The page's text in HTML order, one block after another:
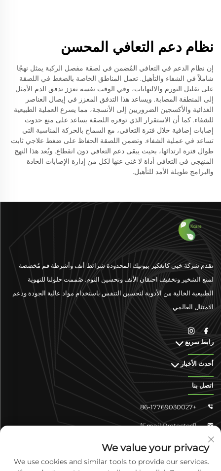
نظام دعم التعافي المحسن
إن نظام الدعم في التعافي المُضمن في لصقة مفصل الركبة يمثل نهجًا
شاملاً في الشفاء والتأهيل. تعمل المناطق الخاصة بالضغط في اللصقة
على تقليل التورم والالتهابات، وفي الوقت نفسه تعزز تدفق الدم الأمثل
إلى المنطقة المصابة. ويساعد هذا التدفق المعزز في إيصال العناصر
الغذائية والأكسجين الضروريين إلى الأنسجة، مما يسرع العملية الطبيعية
للشفاء. كما أن الاستقرار الذي توفره اللصقة يساعد على منع حدوث
إصابات إضافية خلال فترة التعافي، مع السماح بالحركة المناسبة التي
تساعد في عملية الشفاء. وتضمن اللصقة الحفاظ على ضغط علاجي ثابت
طوال فترة ارتدائها، بحيث يبقى دعم التعافي دون انقطاع. ويُعد هذا النهج
المنهجي في التعافي أداة لا غنى عنها لكل من إدارة الإصابات الحادة
والبرامج طويلة الأمد للتأهيل.
تقدم شركة خبي كانغكير بيوتيك المحدودة شرائط أنف وأشرطة فم مُخصصة
لمنع الشخير وتخفيف احتقان الأنف وتحسين النوم. صُممت حلولنا للتهوية
الطبيعية الخالية من الأدوية لتحسين التنفس باستخدام مواد عالية الجودة ودعم
الامتثال العالمي.
رابط سريع
أحدث الأخبار
اتصل بنا

+86-17769030027

[email Protected]

تشونغشان شانجyun 4-304، منطقة يوهوا، شيجياتشوانغ، خبي،
الصين
We value your privacy
We use cookies and similar tools to provide our services.